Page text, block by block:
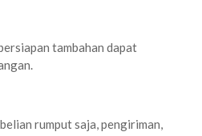
tambahan dapat
rumput saja, pengiriman,